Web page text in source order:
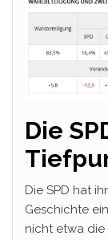
Die
Die SPD hat
Geschichte
nicht etwa die